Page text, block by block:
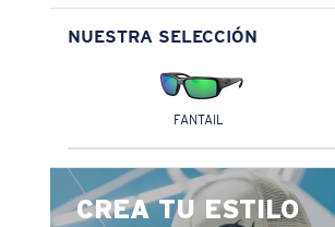
NUESTRA SELECCIÓN
FANTAIL
CREA TU ESTILO